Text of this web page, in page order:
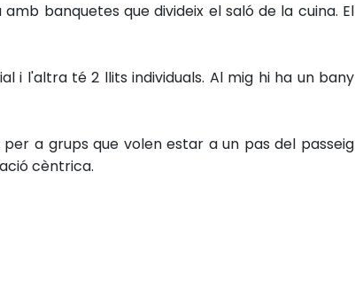
banquetes que divideix el saló de la cuina. El
i l'altra té 2 llits individuals. Al mig hi ha un bany
a grups que volen estar a un pas del passeig
cèntrica.